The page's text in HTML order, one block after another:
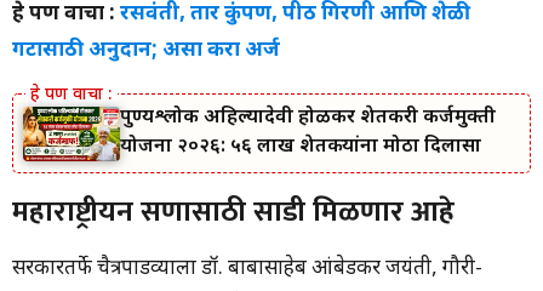
हे पण वाचा : रसवंती, तार कुंपण, पीठ गिरणी आणि शेळी
गटासाठी अनुदान; असा करा अर्ज
पुण्यश्लोक अहिल्यादेवी होळकर शेतकरी कर्जमुक्ती
योजना २०२६: ५६ लाख शेतकऱ्यांना मोठा दिलासा
महाराष्ट्रीयन सणासाठी साडी मिळणार आहे
सरकारतर्फे चैत्रपाडव्याला डॉ. बाबासाहेब आंबेडकर जयंती, गौरी-